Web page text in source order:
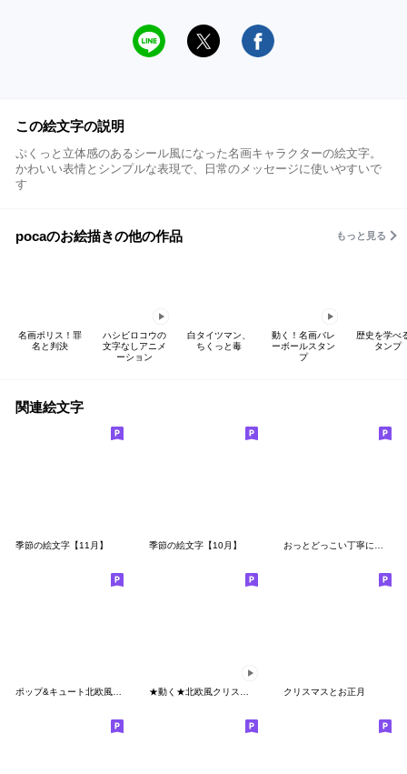
この絵文字の説明
ぷくっと立体感のあるシール風になった名画キャラクターの絵文字。
かわいい表情とシンプルな表現で、日常のメッセージに使いやすいで
す
pocaのお絵描きの他の作品 もっと見る
名画ポリス！罪
名と判決
ハシビロコウの
文字なしアニメ
ーション
白タイツマン、
ちくっと毒
動く！名画バレ
ーボールスタン
プ
歴史を学べ
タンプ
関連絵文字
季節の絵文字【11月】 季節の絵文字【10月】
ポップ&キュート北欧風 絵文字(ver13) ★動く★北欧風クリスマス絵文字 クリスマスとお正月